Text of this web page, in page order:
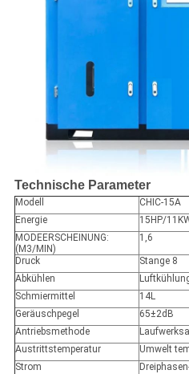
Technische Parameter
Modell
CHIC-15A
Energie
15HP/
MODEERSCHEINUNG:
(M3/MIN)
1,6
Druck
Stange 8
Abkühlen
Schmiermittel
14L
Geräuschpegel
65±2dB
Antriebsmethode
Austrittstemperatur
Umwelt
Strom